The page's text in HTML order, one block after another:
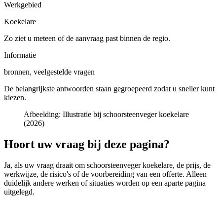
Werkgebied
Koekelare
Zo ziet u meteen of de aanvraag past binnen de regio.
Informatie
bronnen, veelgestelde vragen
De belangrijkste antwoorden staan gegroepeerd zodat u sneller kunt
kiezen.
Afbeelding: Illustratie bij schoorsteenveger koekelare
(2026)
Hoort uw vraag bij deze pagina?
Ja, als uw vraag draait om schoorsteenveger koekelare, de prijs, de
werkwijze, de risico's of de voorbereiding van een offerte. Alleen
duidelijk andere werken of situaties worden op een aparte pagina
uitgelegd.